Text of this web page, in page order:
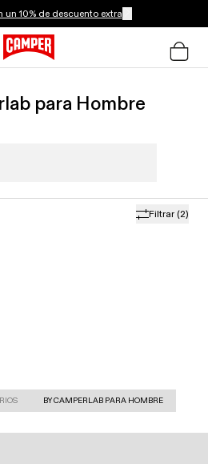
un 10% de descuento extra
para Hombre
Filtrar (2)
BY CAMPERLAB PARA HOMBRE